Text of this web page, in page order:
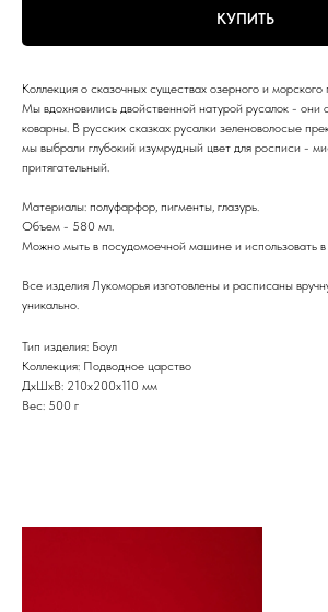
КУПИТЬ
Коллекция о сказочных существах озерного и морского
Мы вдохновились двойственной натурой русалок - они
коварны. В русских сказках русалки зеленоволосые
мы выбрали глубокий изумрудный цвет для росписи -
притягательный.
Материалы: полуфарфор, пигменты, глазурь.
Объем - 580 мл.
Можно мыть в посудомоечной машине и использовать
Все изделия Лукоморья изготовлены и расписаны
уникально.
Тип изделия: Боул
Коллекция: Подводное царство
ДxШxВ: 210x200x110 мм
Вес: 500 г